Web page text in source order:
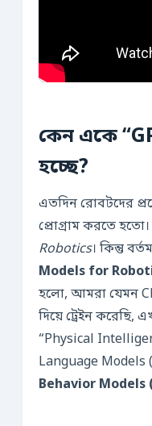
কেন একে
হচ্ছে?
এতদিন রোবটদের
প্রোগ্রাম করতে
Robotics। কিন্তু
Models for
হলো, আমরা যেমন
দিয়ে ট্রেইন
“Physical
Language
Behavior Models